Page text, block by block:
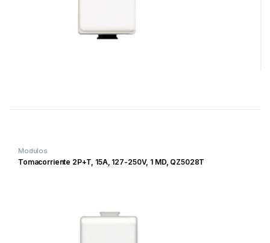
Modulos
Tomacorriente 2P+T, 15A, 127-250V, 1 MD, QZ5028T